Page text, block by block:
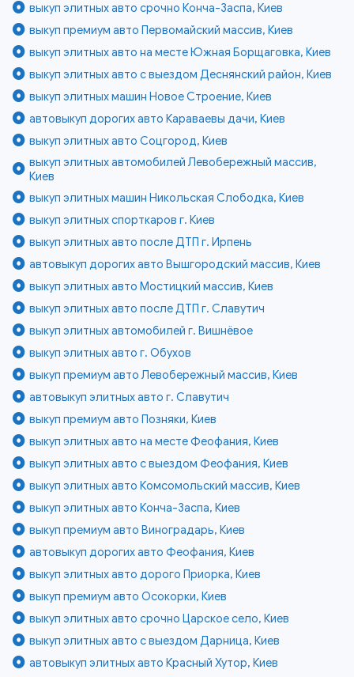
выкуп элитных авто срочно Конча-Заспа, Киев
выкуп премиум авто Первомайский массив, Киев
выкуп элитных авто на месте Южная Борщаговка, Киев
выкуп элитных авто с выездом Деснянский район, Киев
выкуп элитных машин Новое Строение, Киев
автовыкуп дорогих авто Караваевы дачи, Киев
выкуп элитных авто Соцгород, Киев
выкуп элитных автомобилей Левобережный массив,
Киев
выкуп элитных машин Никольская Слободка, Киев
выкуп элитных спорткаров г. Киев
выкуп элитных авто после ДТП г. Ирпень
автовыкуп дорогих авто Вышгородский массив, Киев
выкуп элитных авто Мостицкий массив, Киев
выкуп элитных авто после ДТП г. Славутич
выкуп элитных автомобилей г. Вишнёвое
выкуп элитных авто г. Обухов
выкуп премиум авто Левобережный массив, Киев
автовыкуп элитных авто г. Славутич
выкуп премиум авто Позняки, Киев
выкуп элитных авто на месте Феофания, Киев
выкуп элитных авто с выездом Феофания, Киев
выкуп элитных авто Комсомольский массив, Киев
выкуп элитных авто Конча-Заспа, Киев
выкуп премиум авто Виноградарь, Киев
автовыкуп дорогих авто Феофания, Киев
выкуп элитных авто дорого Приорка, Киев
выкуп премиум авто Осокорки, Киев
выкуп элитных авто срочно Царское село, Киев
выкуп элитных авто с выездом Дарница, Киев
автовыкуп элитных авто Красный Хутор, Киев